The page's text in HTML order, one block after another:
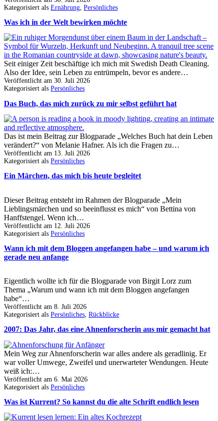
Kategorisiert als Ernährung Persönliches
Was ich in der Welt bewirken möchte
Seit einiger Zeit beschäftige ich mich mit Swedish Death Cleaning.
Also der Idee, sein Leben zu entrümpeln, bevor es andere…
Veröffentlicht am 30. Juli 2026
Kategorisiert als Persönliches
Das Buch, das mich zurück zu mir selbst geführt hat
Das ist mein Beitrag zur Blogparade „Welches Buch hat dein Leben
verändert?“ von Melanie Hafner. Als ich die Fragen zu…
Veröffentlicht am 13. Juli 2026
Kategorisiert als Persönliches
Ein Märchen, das mich bis heute begleitet
Dieser Beitrag entsteht im Rahmen der Blogparade „Mein
Lieblingsmärchen und so beeinflusst es mich“ von Bettina von
Hanffstengel. Wenn ich…
Veröffentlicht am 12. Juli 2026
Kategorisiert als Persönliches
Wann ich mit dem Bloggen angefangen habe – und warum ich
gerade neu anfange
Eigentlich wollte ich für die Blogparade von Birgit Lorz zum
Thema „Warum und wann ich mit dem Bloggen angefangen
habe“…
Veröffentlicht am 8. Juli 2026
Kategorisiert als Persönliches, Rückblicke
2007: Das Jahr, das eine Ahnenforscherin aus mir gemacht hat
Mein Weg zur Ahnenforscherin war alles andere als geradlinig. Er
war voller Umwege, Zweifel und unerwarteter Wendungen. Heute
weiß ich:…
Veröffentlicht am 6. Mai 2026
Kategorisiert als Persönliches
Was ist Kurrent? So kannst du die alte Schrift endlich lesen